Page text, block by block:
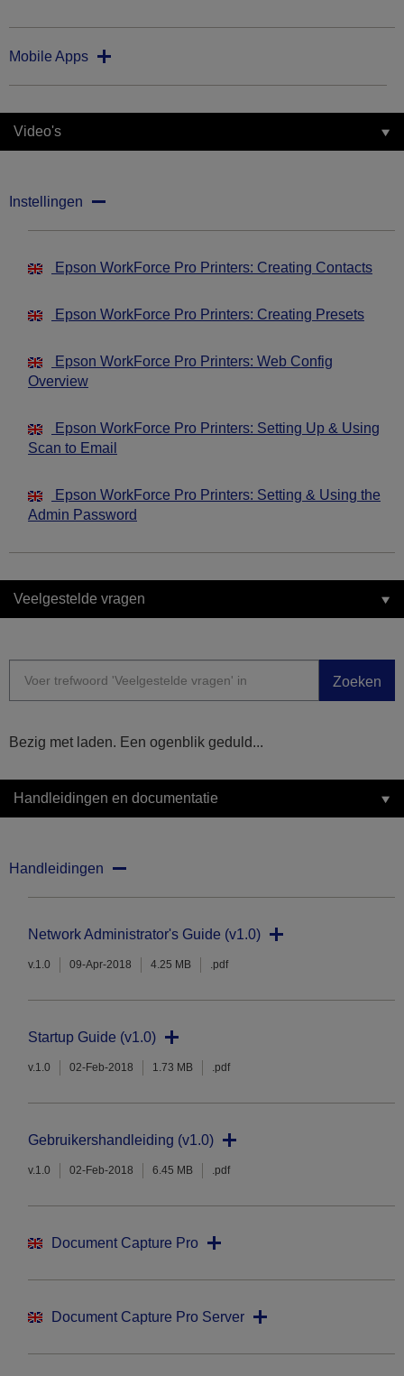
Mobile Apps
Video's
Instellingen
Epson WorkForce Pro Printers: Creating Contacts
Epson WorkForce Pro Printers: Creating Presets
Epson WorkForce Pro Printers: Web Config
Overview
Epson WorkForce Pro Printers: Setting Up & Using
Scan to Email
Epson WorkForce Pro Printers: Setting & Using the
Admin Password
Veelgestelde vragen
Zoeken
Bezig met laden. Een ogenblik geduld...
Handleidingen en documentatie
Handleidingen
Network Administrator's Guide (v1.0)
v.1.0 09-Apr-2018 4.25 MB .pdf
Startup Guide (v1.0)
v.1.0 02-Feb-2018 1.73 MB .pdf
Gebruikershandleiding (v1.0)
v.1.0 02-Feb-2018 6.45 MB .pdf
Document Capture Pro
Document Capture Pro Server